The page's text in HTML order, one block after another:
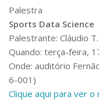
Empresas Juniores
Extensão à
Projetos,
Artes, Cultura e
Museus e
Serviços
Palestra
Sports Data Science
Palestrante: Cláudio
Quando: terça-feira,
Onde: auditório
6-001)
Clique aqui para ver o